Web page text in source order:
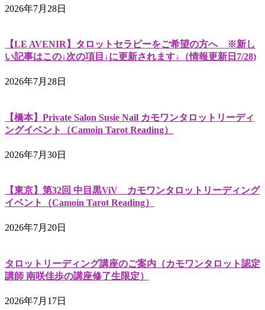
2026年7月28日
【LE AVENIR】タロットセラピーをご希望の方へ ※新し
い記事はこの↓次の項目↓に更新されます↓（情報更新日7/28)
2026年7月28日
【橋本】Private Salon Susie Nail カモワンタロットリーディ
ングイベント（Camoin Tarot Reading）
2026年7月30日
【東京】第32回 中目黒ViV カモワンタロットリーディング
イベント（Camoin Tarot Reading）
2026年7月20日
タロットリーディング講座のご案内（カモワンタロット認定
講師 南咲佳歩の講座修了生限定）
2026年7月17日